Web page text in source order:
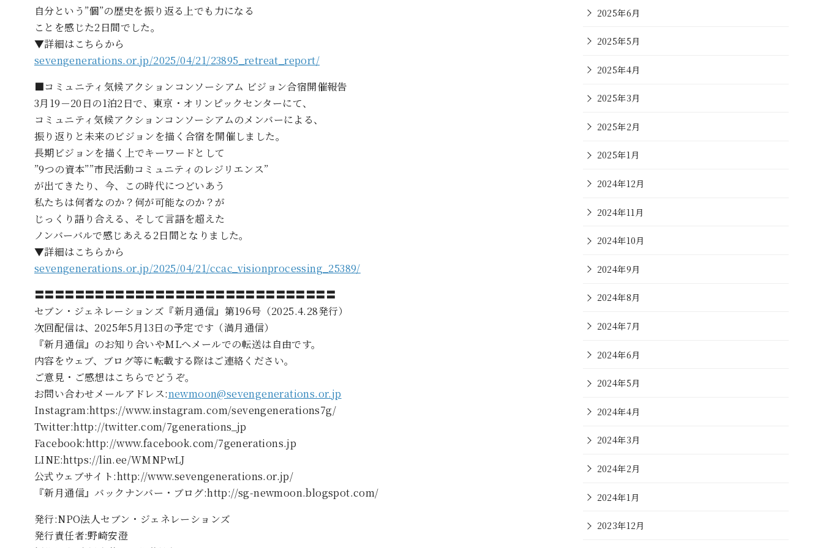
自分という”個”の歴史を振り返る上でも力になる
ことを感じた2日間でした。
▼詳細はこちらから
sevengenerations.or.jp/2025/04/21/23895_retreat_report/
■コミュニティ気候アクションコンソーシアム ビジョン合宿開催報告
3月19－20日の1泊2日で、東京・オリンピックセンターにて、
コミュニティ気候アクションコンソーシアムのメンバーによる、
振り返りと未来のビジョンを描く合宿を開催しました。
長期ビジョンを描く上でキーワードとして
”9つの資本””市民活動コミュニティのレジリエンス”
が出てきたり、今、この時代につどいあう
私たちは何者なのか？何が可能なのか？が
じっくり語り合える、そして言語を超えた
ノンバーバルで感じあえる2日間となりました。
▼詳細はこちらから
sevengenerations.or.jp/2025/04/21/ccac_visionprocessing_25389/
〓〓〓〓〓〓〓〓〓〓〓〓〓〓〓〓〓〓〓〓〓〓〓〓〓〓〓〓〓〓
セブン・ジェネレーションズ『新月通信』第196号（2025.4.28発行）
次回配信は、2025年5月13日の予定です（満月通信）
『新月通信』のお知り合いやMLへメールでの転送は自由です。
内容をウェブ、ブログ等に転載する際はご連絡ください。
ご意見・ご感想はこちらでどうぞ。
お問い合わせメールアドレス:newmoon@sevengenerations.or.jp
Instagram:https://www.instagram.com/sevengenerations7g/
Twitter:http://twitter.com/7generations_jp
Facebook:http://www.facebook.com/7generations.jp
LINE:https://lin.ee/WMNPwLJ
公式ウェブサイト:http://www.sevengenerations.or.jp/
『新月通信』バックナンバー・ブログ:http://sg-newmoon.blogspot.com/
発行:NPO法人セブン・ジェネレーションズ
発行責任者:野崎安澄
2025年6月
2025年5月
2025年4月
2025年3月
2025年2月
2025年1月
2024年12月
2024年11月
2024年10月
2024年9月
2024年8月
2024年7月
2024年6月
2024年5月
2024年4月
2024年3月
2024年2月
2024年1月
2023年12月